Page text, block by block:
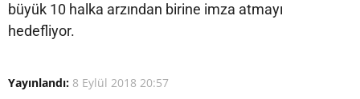
büyük 10 halka arzından birine imza atmayı
hedefliyor.
Yayınlandı: 8 Eylül 2018 20:57